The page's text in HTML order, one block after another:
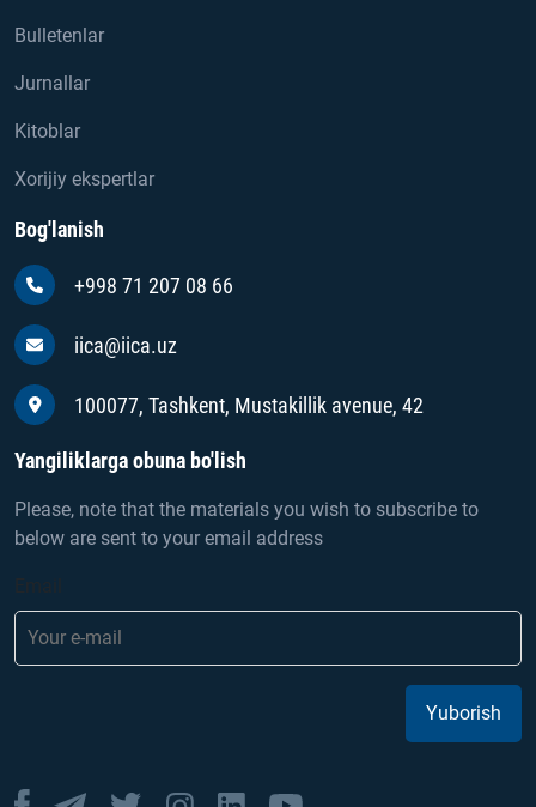
Bulletenlar
Jurnallar
Kitoblar
Xorijiy ekspertlar
Bog'lanish
+998 71 207 08 66
iica@iica.uz
100077, Tashkent, Mustakillik avenue, 42
Yangiliklarga obuna bo'lish
Please, note that the materials you wish to subscribe to
below are sent to your email address
Yuborish